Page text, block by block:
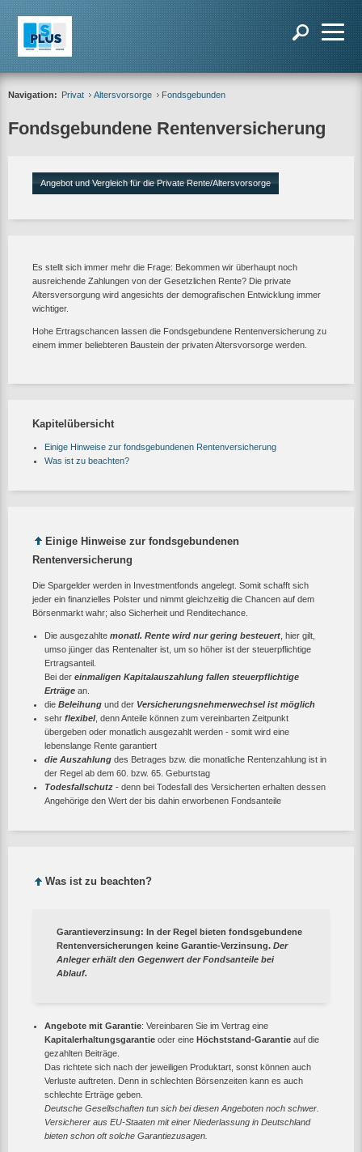
Navigation: Privat Altersvorsorge Fondsgebunden
Fondsgebundene Rentenversicherung
Angebot und Vergleich für die Private Rente/Altersvorsorge
Es stellt sich immer mehr die Frage: Bekommen wir überhaupt noch
ausreichende Zahlungen von der Gesetzlichen Rente? Die private
Altersversorgung wird angesichts der demografischen Entwicklung immer
wichtiger.
Hohe Ertragschancen lassen die Fondsgebundene Rentenversicherung zu
einem immer beliebteren Baustein der privaten Altersvorsorge werden.
Kapitelübersicht
Einige Hinweise zur fondsgebundenen Rentenversicherung
Was ist zu beachten?
Einige Hinweise zur fondsgebundenen
Rentenversicherung
Die Spargelder werden in Investmentfonds angelegt. Somit schafft sich
jeder ein finanzielles Polster und nimmt gleichzeitig die Chancen auf dem
Börsenmarkt wahr; also Sicherheit und Renditechance.
Die ausgezahlte monatl. Rente wird nur gering besteuert , hier gilt,
umso jünger das Rentenalter ist, um so höher ist der steuerpflichtige
Ertragsanteil.
Bei der einmaligen Kapitalauszahlung fallen steuerpflichtige
Erträge an.
die Beleihung und der Versicherungsnehmerwechsel ist möglich
sehr flexibel, denn Anteile können zum vereinbarten Zeitpunkt
übergeben oder monatlich ausgezahlt werden - somit wird eine
lebenslange Rente garantiert
die Auszahlung des Betrages bzw. die monatliche Rentenzahlung ist in
der Regel ab dem 60. bzw. 65. Geburtstag
Todesfallschutz - denn bei Todesfall des Versicherten erhalten dessen
Angehörige den Wert der bis dahin erworbenen Fondsanteile
Was ist zu beachten?
Garantieverzinsung: In der Regel bieten fondsgebundene
Rentenversicherungen keine Garantie-Verzinsung. Der
Anleger erhält den Gegenwert der Fondsanteile bei
Ablauf.
Angebote mit Garantie: Vereinbaren Sie im Vertrag eine
Kapitalerhaltungsgarantie oder eine Höchststand-Garantie auf die
gezahlten Beiträge.
Das richtete sich nach der jeweiligen Produktart, sonst können auch
Verluste auftreten. Denn in schlechten Börsenzeiten kann es auch
schlechte Erträge geben.
Deutsche Gesellschaften tun sich bei diesen Angeboten noch schwer.
Versicherer aus EU-Staaten mit einer Niederlassung in Deutschland
bieten schon oft solche Garantiezusagen.